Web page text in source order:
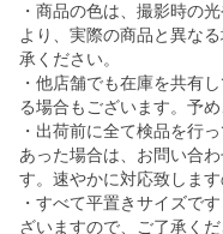
・商品の色は、撮影時の
より、実際の商品と異な
承ください。
・他店舗でも在庫を共有
る場合もございます。予
・出荷前に全て検品を行
あった場合は、お問い合
す。速やかに対応致します
・すべて平置きサイズで
ざいますので、ご了承くだ